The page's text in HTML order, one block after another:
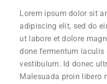
Lorem ipsum dolor sit
adipiscing elit, sed do
ut labore et dolore
done fermentum
vestibulum. Id donec
Malesuada proin libero